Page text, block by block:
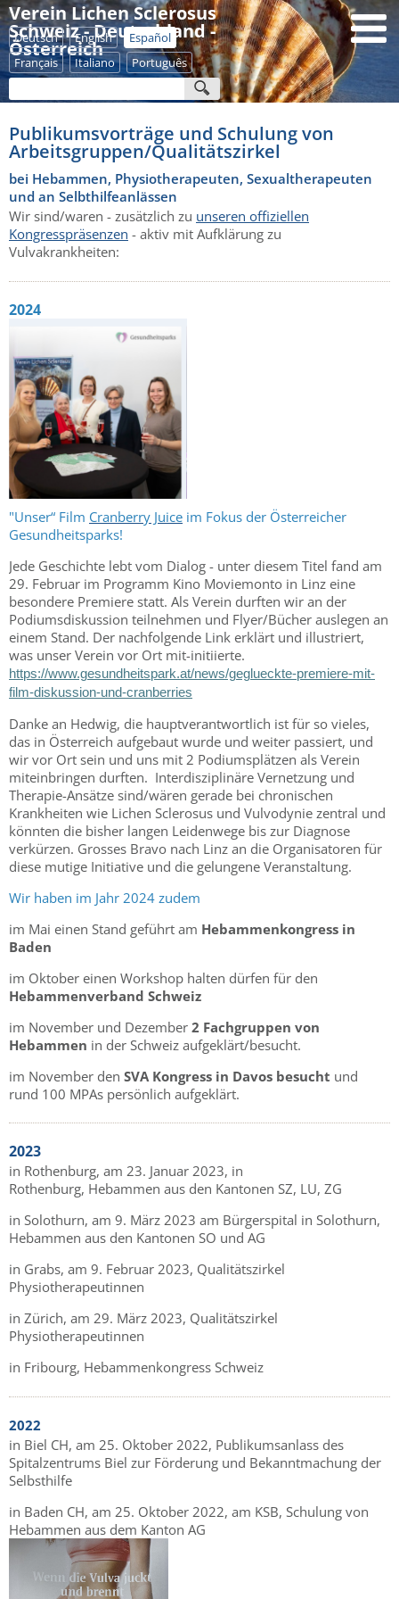
Verein Lichen Sclerosus
Schweiz - Deutschland -
Österreich
Deutsch English
Español
Français
Italiano Português
Publikumsvorträge und Schulung von
Arbeitsgruppen/Qualitätszirkel
bei Hebammen, Physiotherapeuten, Sexualtherapeuten
und an Selbthilfeanlässen
Wir sind/waren - zusätzlich zu unseren offiziellen
Kongresspräsenzen - aktiv mit Aufklärung zu
Vulvakrankheiten:
2024
"Unser“ Film Cranberry Juice im Fokus der Österreicher
Gesundheitsparks!
Jede Geschichte lebt vom Dialog - unter diesem Titel fand am
29. Februar im Programm Kino Moviemonto in Linz eine
besondere Premiere statt. Als Verein durften wir an der
Podiumsdiskussion teilnehmen und Flyer/Bücher auslegen an
einem Stand. Der nachfolgende Link erklärt und illustriert,
was unser Verein vor Ort mit-initiierte.
https://www.gesundheitspark.at/news/geglueckte-premiere-mit-
film-diskussion-und-cranberries
Danke an Hedwig, die hauptverantwortlich ist für so vieles,
das in Österreich aufgebaut wurde und weiter passiert, und
wir vor Ort sein und uns mit 2 Podiumsplätzen als Verein
miteinbringen durften. Interdisziplinäre Vernetzung und
Therapie-Ansätze sind/wären gerade bei chronischen
Krankheiten wie Lichen Sclerosus und Vulvodynie zentral und
könnten die bisher langen Leidenwege bis zur Diagnose
verkürzen. Grosses Bravo nach Linz an die Organisatoren für
diese mutige Initiative und die gelungene Veranstaltung.
Wir haben im Jahr 2024 zudem
im Mai einen Stand geführt am Hebammenkongress in
Baden
im Oktober einen Workshop halten dürfen für den
Hebammenverband Schweiz
im November und Dezember 2 Fachgruppen von
Hebammen in der Schweiz aufgeklärt/besucht.
im November den SVA Kongress in Davos besucht und
rund 100 MPAs persönlich aufgeklärt.
2023
in Rothenburg, am 23. Januar 2023, in
Rothenburg, Hebammen aus den Kantonen SZ, LU, ZG
in Solothurn, am 9. März 2023 am Bürgerspital in Solothurn,
Hebammen aus den Kantonen SO und AG
in Grabs, am 9. Februar 2023, Qualitätszirkel
Physiotherapeutinnen
in Zürich, am 29. März 2023, Qualitätszirkel
Physiotherapeutinnen
in Fribourg, Hebammenkongress Schweiz
2022
in Biel CH, am 25. Oktober 2022, Publikumsanlass des
Spitalzentrums Biel zur Förderung und Bekanntmachung der
Selbsthilfe
in Baden CH, am 25. Oktober 2022, am KSB, Schulung von
Hebammen aus dem Kanton AG